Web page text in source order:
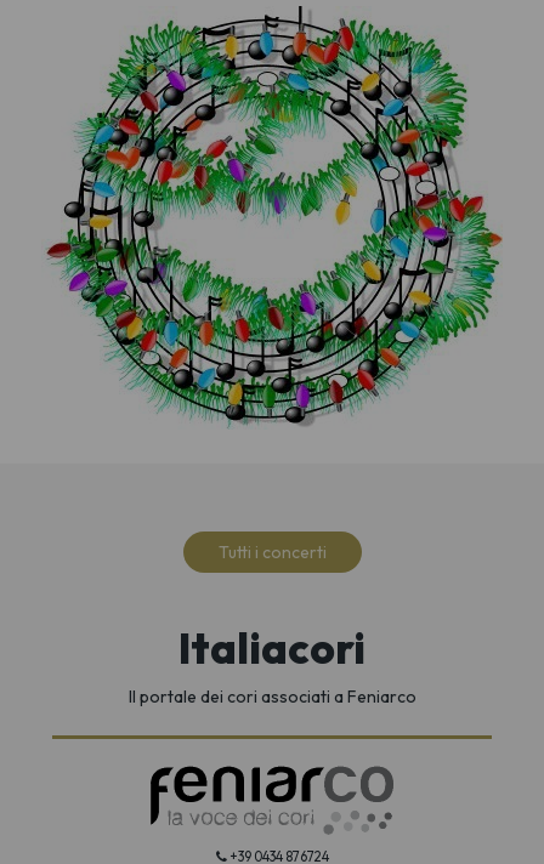
Tutti i concerti
Italiacori
Il portale dei cori associati a Feniarco
+39 0434 876724